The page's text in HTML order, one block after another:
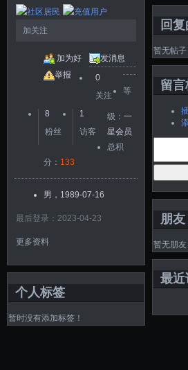
加关注
加为好
友
发消息
举报
0
关注
8
粉丝
1
访客
等
级：一
星会员
总积
分： 133
男，1989-07-16
最后登录：2023-04-23
更多资料
个人标签
暂时没有添加标签！
回
暂无帖子
留言
朋友
暂无朋友
最近